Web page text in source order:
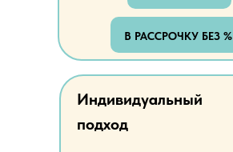
Индивидуальный
подход
В РАССРОЧКУ БЕЗ %